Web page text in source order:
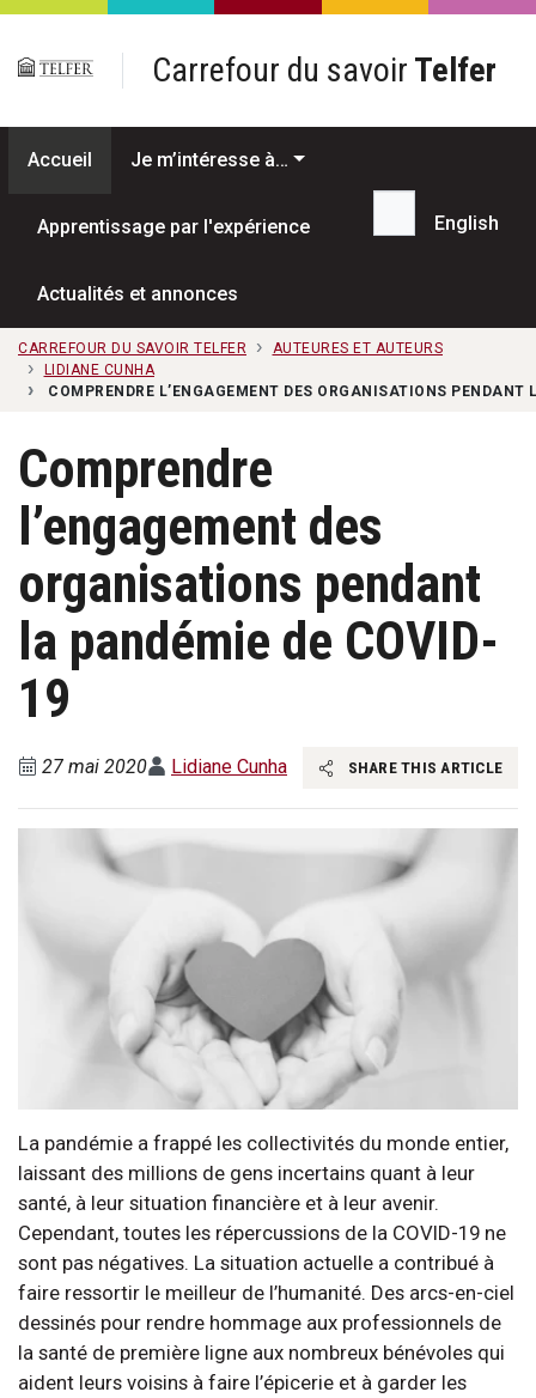
Passer au contenu principal
Carrefour du savoir Telfer
Accueil Je m’intéresse à…
Apprentissage par l'expérience
Actualités et annonces
Recherche...
English
CARREFOUR DU SAVOIR TELFER
AUTEURES ET AUTEURS
LIDIANE CUNHA
COMPRENDRE L’ENGAGEMENT DES ORGANISATIONS PENDANT
Comprendre
l’engagement des
organisations pendant
la pandémie de COVID-
19
27 mai 2020 Lidiane Cunha SHARE THIS ARTICLE
La pandémie a frappé les collectivités du monde entier,
laissant des millions de gens incertains quant à leur
santé, à leur situation financière et à leur avenir.
Cependant, toutes les répercussions de la COVID-19 ne
sont pas négatives. La situation actuelle a contribué à
faire ressortir le meilleur de l’humanité. Des arcs-en-ciel
dessinés pour rendre hommage aux professionnels de
la santé de première ligne aux nombreux bénévoles qui
aident leurs voisins à faire l’épicerie et à garder les